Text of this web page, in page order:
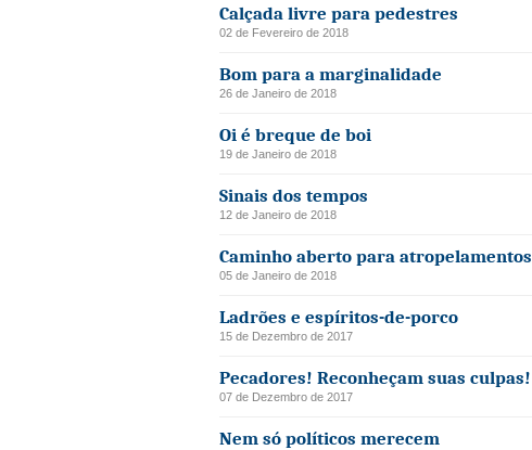
Calçada livre para pedestres
02 de Fevereiro de 2018
Bom para a marginalidade
26 de Janeiro de 2018
Oi é breque de boi
19 de Janeiro de 2018
Sinais dos tempos
12 de Janeiro de 2018
Caminho aberto para atropelamentos
05 de Janeiro de 2018
Ladrões e espíritos-de-porco
15 de Dezembro de 2017
Pecadores! Reconheçam suas culpas!
07 de Dezembro de 2017
Nem só políticos merecem